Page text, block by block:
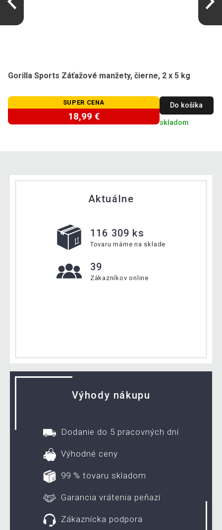
Gorilla Sports Záťažové manžety, čierne, 2 x 5 kg
SUPER CENA
18,99 €
Do košíka
skladom
Aktuálne
116 309 ks
Tovaru máme na sklade
39
Zákazníkov online
Výhody nákupu
Dodanie do 5 pracovných dní
Výhodné ceny
99 % tovaru skladom
Garancia vrátenia peňazí
Zákaznícka podpora